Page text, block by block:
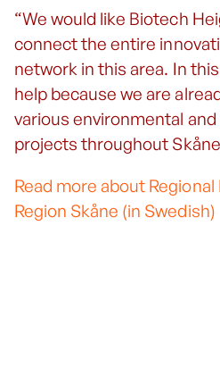
“We would like Biotech
connect the entire
network in this area. In
help because we are
various environmental
projects throughout
Read more about
Region Skåne (in Swedish)